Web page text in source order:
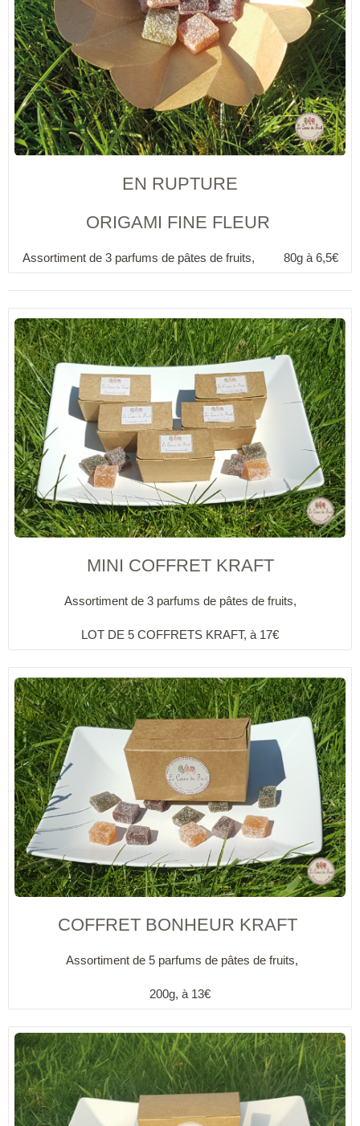
EN RUPTURE
ORIGAMI FINE FLEUR
Assortiment de 3 parfums de pâtes de fruits, 80g à 6,5€
MINI COFFRET KRAFT
Assortiment de 3 parfums de pâtes de fruits,
LOT DE 5 COFFRETS KRAFT, à 17€
COFFRET BONHEUR KRAFT
Assortiment de 5 parfums de pâtes de fruits,
200g, à 13€